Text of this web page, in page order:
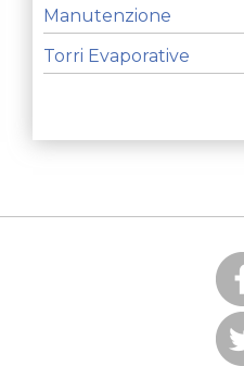
Manutenzione
Torri Evaporative